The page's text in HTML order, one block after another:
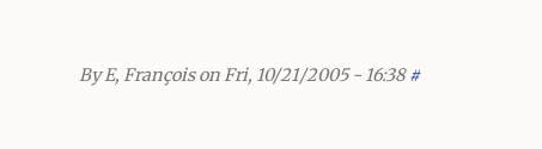
ByE, Françoison Fri, 10/21/2005 - 16:38 #